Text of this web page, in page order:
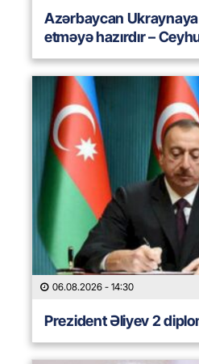
Azərbaycan
etməyə hazırdır –
06.08.2026 - 14:30
Prezident Əliyev 2